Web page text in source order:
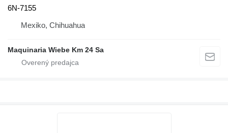
6N-7155
Mexiko, Chihuahua
Maquinaria Wiebe Km 24 Sa